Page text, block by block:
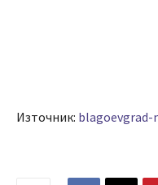
Източник: blagoevgrad-